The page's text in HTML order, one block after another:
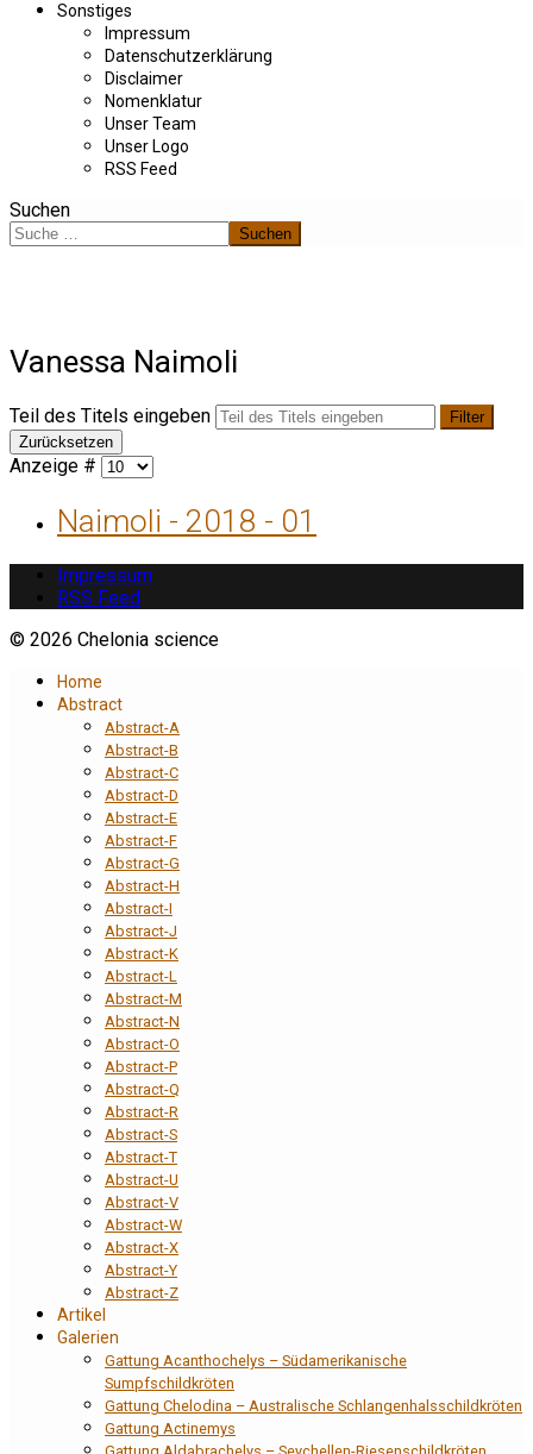
Sonstiges
Impressum
Datenschutzerklärung
Disclaimer
Nomenklatur
Unser Team
Unser Logo
RSS Feed
Suchen
Suchen
Vanessa Naimoli
Teil des Titels eingeben
Filter
Zurücksetzen
Anzeige #
Naimoli - 2018 - 01
Impressum
RSS Feed
© 2026 Chelonia science
Home
Abstract
Abstract-A
Abstract-B
Abstract-C
Abstract-D
Abstract-E
Abstract-F
Abstract-G
Abstract-H
Abstract-I
Abstract-J
Abstract-K
Abstract-L
Abstract-M
Abstract-N
Abstract-O
Abstract-P
Abstract-Q
Abstract-R
Abstract-S
Abstract-T
Abstract-U
Abstract-V
Abstract-W
Abstract-X
Abstract-Y
Abstract-Z
Artikel
Galerien
Gattung Acanthochelys – Südamerikanische
Sumpfschildkröten
Gattung Chelodina – Australische Schlangenhalsschildkröten
Gattung Actinemys